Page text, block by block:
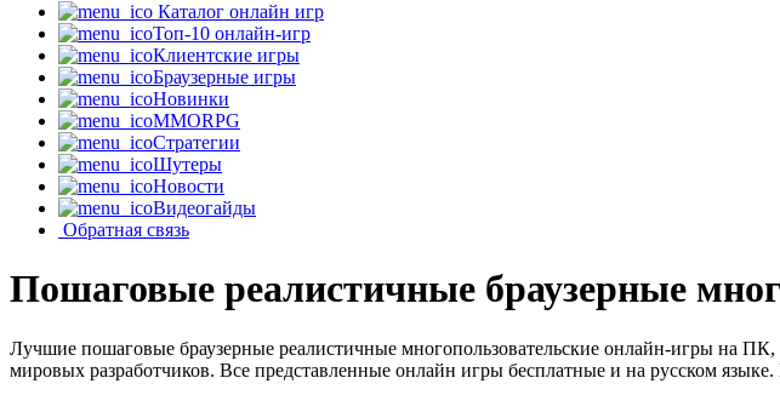
Каталог онлайн игр
Топ-10 онлайн-игр
Клиентские игры
Браузерные игры
Новинки
MMORPG
Стратегии
Шутеры
Новости
Видеогайды
Обратная связь
Пошаговые реалистичные браузерные
Лучшие пошаговые браузерные реалистичные многопользовательские онлайн-игры на
мировых разработчиков. Все представленные онлайн игры бесплатные и на русском